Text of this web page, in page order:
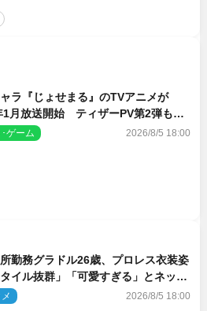
ラ『じょせまる』のTVアニメが
1月放送開始 ティザーPV第2弾も解
ゲーム 2026/8/5 18:00
勤務グラドル26歳、プロレス衣装姿
イル抜群」「可愛すぎる」とネット
2026/8/5 18:00